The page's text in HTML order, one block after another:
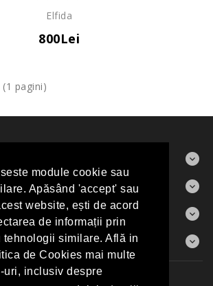
module cookie sau
Apăsând 'accept' sau
website, ești de acord
de informații prin
tehnologii similare. Află in
de Cookies mai multe
uri, inclusiv despre
Elfida
800Lei
pagini)
Harta Sitului